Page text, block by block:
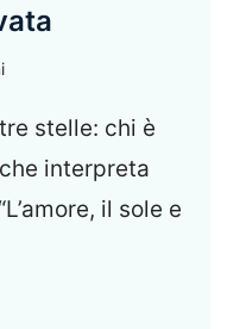
stelle: chi è
interpreta
il sole e